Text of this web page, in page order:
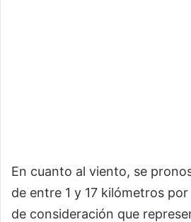
En cuanto al viento, se
de entre 1 y 17 kilómetros
de consideración que